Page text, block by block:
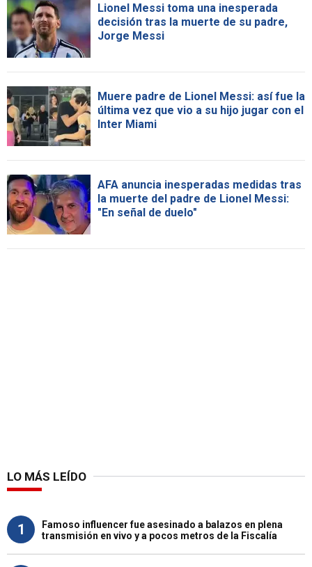
Lionel Messi toma una inesperada
decisión tras la muerte de su padre,
Jorge Messi
Muere padre de Lionel Messi: así fue la
última vez que vio a su hijo jugar con el
Inter Miami
AFA anuncia inesperadas medidas tras
la muerte del padre de Lionel Messi:
"En señal de duelo"
LO MÁS LEÍDO
1
Famoso influencer fue asesinado a balazos en plena
transmisión en vivo y a pocos metros de la Fiscalía